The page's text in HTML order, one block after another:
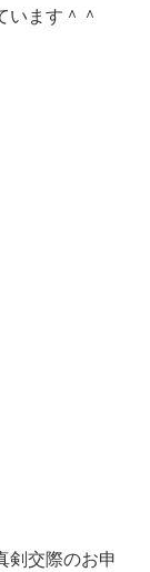
います＾＾
剣交際のお申